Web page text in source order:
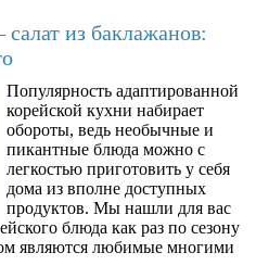
из баклажанов:
Популярность адаптированной
корейской кухни набирает
обороты, ведь необычные и
пикантные блюда можно с
легкостью приготовить у себя
дома из вполне доступных
продуктов. Мы нашли для вас
блюда как раз по сезону
являются любимые многими